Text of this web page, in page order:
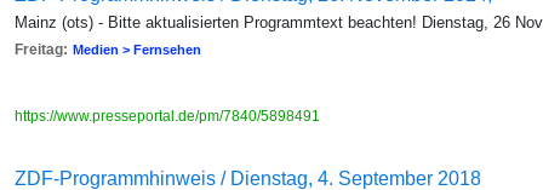
Mainz (ots) - Bitte aktualisierten Programmtext beachten! Dienstag, 26
Freitag: Medien > Fernsehen
https://www.presseportal.de/pm/7840/5898491
ZDF-Programmhinweis / Dienstag, 4. September 2018